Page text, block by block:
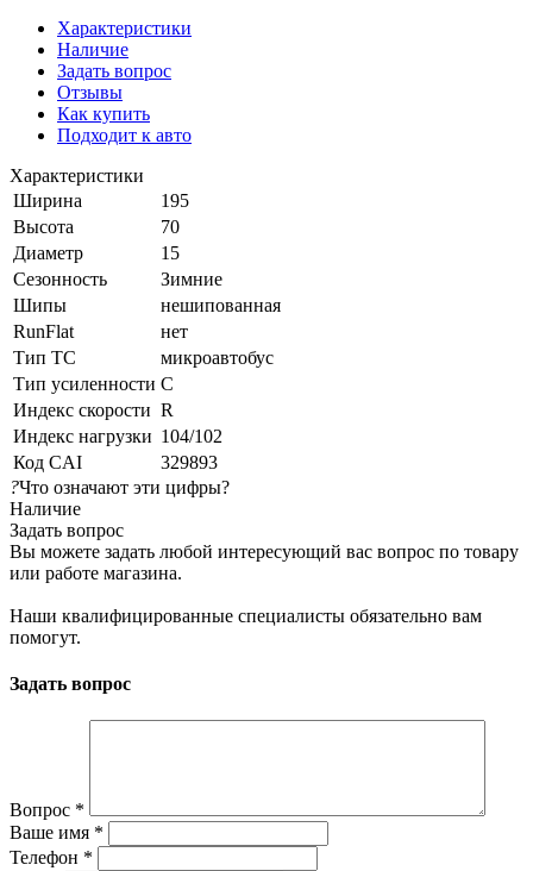
Характеристики
Наличие
Задать вопрос
Отзывы
Как купить
Подходит к авто
Характеристики
Ширина
195
Высота
70
Диаметр
15
Сезонность
Зимние
Шипы
нешипованная
RunFlat
нет
Тип ТС
микроавтобус
Тип усиленности C
Индекс скорости R
Индекс нагрузки 104/102
Код CAI
329893
?Что означают эти цифры?
Наличие
Задать вопрос
Вы можете задать любой интересующий вас вопрос по товару
или работе магазина.
Наши квалифицированные специалисты обязательно вам
помогут.
Задать вопрос
Вопрос *
Ваше имя *
Телефон *